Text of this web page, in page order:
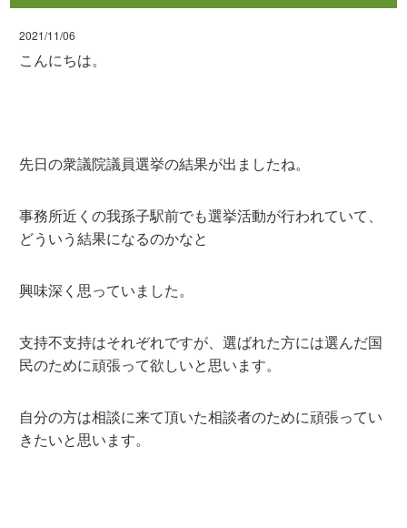
2021/11/06
こんにちは。
先日の衆議院議員選挙の結果が出ましたね。
事務所近くの我孫子駅前でも選挙活動が行われていて、
どういう結果になるのかなと
興味深く思っていました。
支持不支持はそれぞれですが、選ばれた方には選んだ国
民のために頑張って欲しいと思います。
自分の方は相談に来て頂いた相談者のために頑張ってい
きたいと思います。